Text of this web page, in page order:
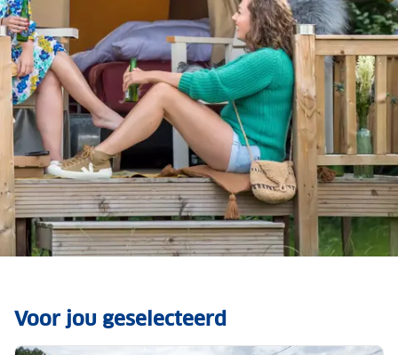
gemak van thuis
Ontdek glamping
Voor jou geselecteerd